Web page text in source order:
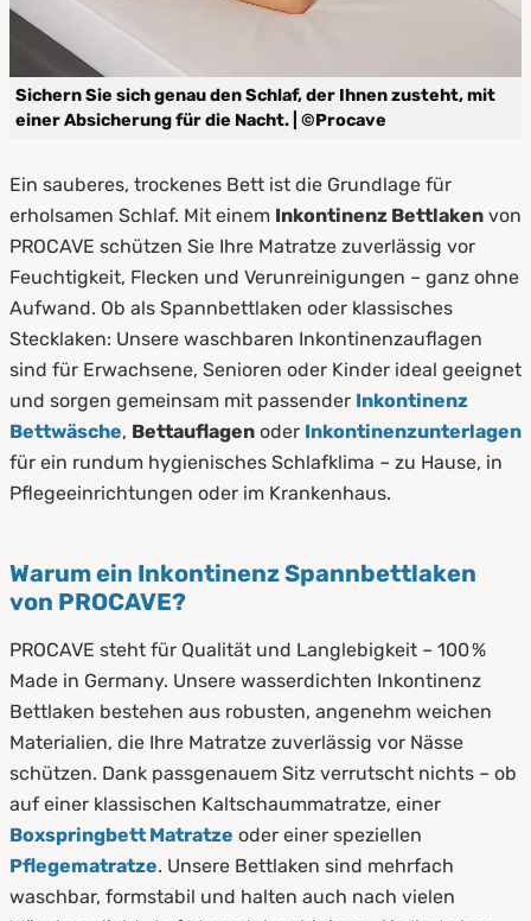
Jetzt sorglos schlafen – mit PROCAVE
Sichern Sie sich genau den Schlaf, der Ihnen zusteht, mit
einer Absicherung für die Nacht. | ©Procave
Ein sauberes, trockenes Bett ist die Grundlage für
erholsamen Schlaf. Mit einem Inkontinenz Bettlaken von
PROCAVE schützen Sie Ihre Matratze zuverlässig vor
Feuchtigkeit, Flecken und Verunreinigungen – ganz ohne
Aufwand. Ob als Spannbettlaken oder klassisches
Stecklaken: Unsere waschbaren Inkontinenzauflagen
sind für Erwachsene, Senioren oder Kinder ideal geeignet
und sorgen gemeinsam mit passender Inkontinenz
Bettwäsche, Bettauflagen oder Inkontinenzunterlagen
für ein rundum hygienisches Schlafklima – zu Hause, in
Pflegeeinrichtungen oder im Krankenhaus.
Warum ein Inkontinenz Spannbettlaken
von PROCAVE?
PROCAVE steht für Qualität und Langlebigkeit – 100 %
Made in Germany. Unsere wasserdichten Inkontinenz
Bettlaken bestehen aus robusten, angenehm weichen
Materialien, die Ihre Matratze zuverlässig vor Nässe
schützen. Dank passgenauem Sitz verrutscht nichts – ob
auf einer klassischen Kaltschaummatratze, einer
Boxspringbett Matratze oder einer speziellen
Pflegematratze. Unsere Bettlaken sind mehrfach
waschbar, formstabil und halten auch nach vielen